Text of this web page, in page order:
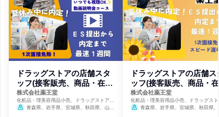
ドラッグストアの店舗スタ
ッフ(接客販売、商品・在庫
管理等)
株式会社薬王堂
化粧品・理美容用品小売、ドラッグストア、
総合スーパー
青森県、岩手県、宮城県、秋田県、山形
ドラッグストアの店舗ス
ッフ(接客販売、商品・
管理等)
株式会社薬王堂
化粧品・理美容用品小売、ドラッグス
総合スーパー
青森県、岩手県、宮城県、秋田県